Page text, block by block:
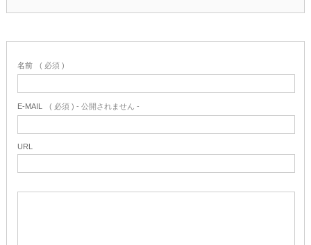
名前 ( 必須 )
E-MAIL ( 必須 ) - 公開されません -
URL